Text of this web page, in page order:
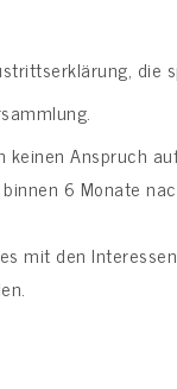
die
Anspruch
6 Monate
mit den